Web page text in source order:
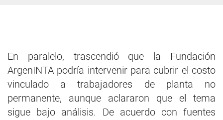
En paralelo, trascendió que la Fundación
ArgenINTA podría intervenir para cubrir el costo
vinculado a trabajadores de planta no
permanente, aunque aclararon que el tema
sigue bajo análisis. De acuerdo con fuentes